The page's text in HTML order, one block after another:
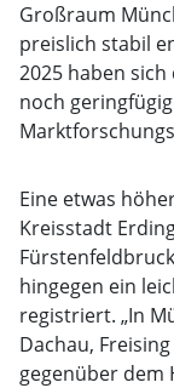
Großraum
preislich stabil
2025 haben
noch
Eine etwas
Kreisstadt
hingegen ein
registriert. „In
Dachau,
gegenüber dem